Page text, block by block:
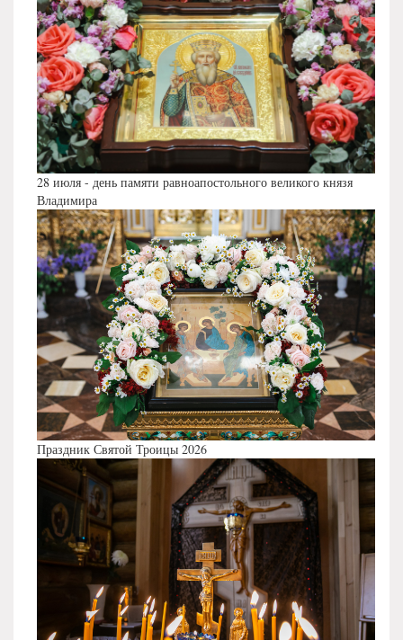
28 июля - день памяти равноапостольного великого князя
Владимира
Праздник Святой Троицы 2026